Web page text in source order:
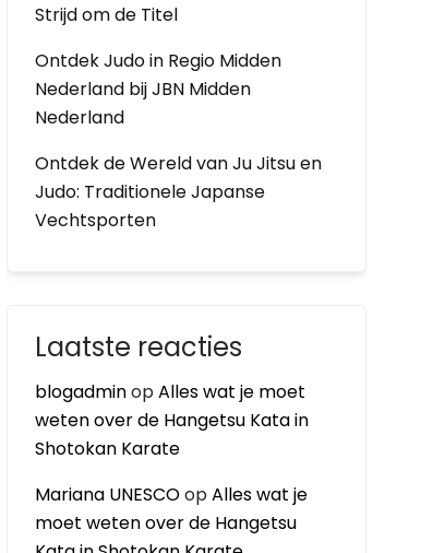
Strijd om de Titel
Ontdek Judo in Regio Midden
Nederland bij JBN Midden
Nederland
Ontdek de Wereld van Ju Jitsu en
Judo: Traditionele Japanse
Vechtsporten
Laatste reacties
blogadminopAlles wat je moet
weten over de Hangetsu Kata in
Shotokan Karate
Mariana UNESCOopAlles wat je
moet weten over de Hangetsu